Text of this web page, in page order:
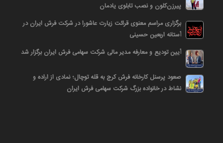
پیرزن‌کلون و نصب تابلوی یادمان
برگزاری مراسم معنوی قرائت زیارت عاشورا در شرکت فرش ایران در
آستانه اربعین حسینی
آیین تودیع و معارفه مدیر مالی شرکت سهامی فرش ایران برگزار شد
صعود پرسنل کارخانه فرش کرج به قله توچال؛ نمادی از اراده و
نشاط در خانواده بزرگ شرکت سهامی فرش ایران